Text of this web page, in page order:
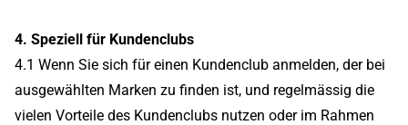
4. Speziell für Kundenclubs
4.1 Wenn Sie sich für einen Kundenclub anmelden, der bei
ausgewählten Marken zu finden ist, und regelmässig die
vielen Vorteile des Kundenclubs nutzen oder im Rahmen